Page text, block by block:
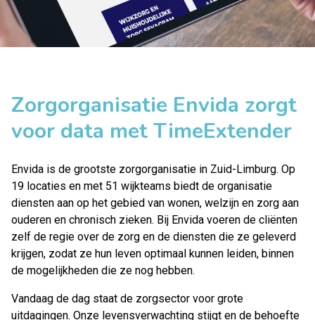
Zorgorganisatie Envida zorgt
voor data met TimeExtender
Envida is de grootste zorgorganisatie in Zuid-Limburg. Op
19 locaties en met 51 wijkteams biedt de organisatie
diensten aan op het gebied van wonen, welzijn en zorg aan
ouderen en chronisch zieken. Bij Envida voeren de cliënten
zelf de regie over de zorg en de diensten die ze geleverd
krijgen, zodat ze hun leven optimaal kunnen leiden, binnen
de mogelijkheden die ze nog hebben.
Vandaag de dag staat de zorgsector voor grote
uitdagingen. Onze levensverwachting stijgt en de behoefte